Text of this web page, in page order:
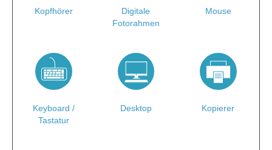
Kopfhörer
Digitale
Fotorahmen
Mouse
Keyboard /
Tastatur
Desktop Kopierer